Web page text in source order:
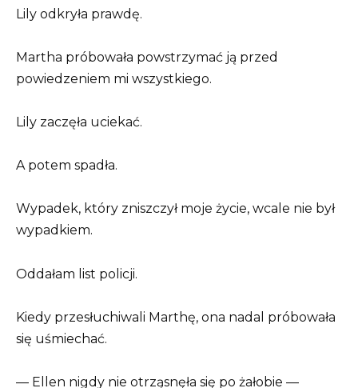
Lily odkryła prawdę.
Martha próbowała powstrzymać ją przed
powiedzeniem mi wszystkiego.
Lily zaczęła uciekać.
A potem spadła.
Wypadek, który zniszczył moje życie, wcale nie był
wypadkiem.
Oddałam list policji.
Kiedy przesłuchiwali Marthę, ona nadal próbowała
się uśmiechać.
— Ellen nigdy nie otrząsnęła się po żałobie —